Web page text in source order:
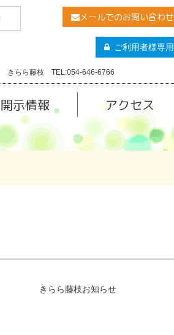
メールでのお問い合わせ
ご利用者様専用
きらら藤枝 TEL:054-646-6766
開示情報 アクセス
きらら藤枝お知らせ